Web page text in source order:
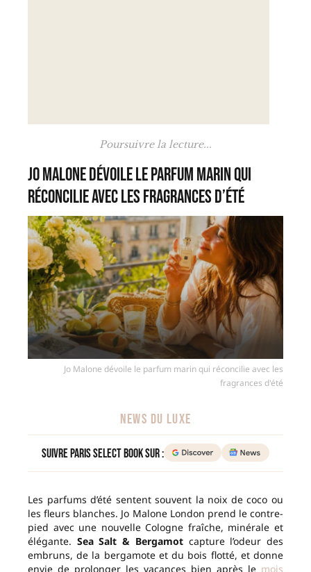
Poursuivre la lecture...
Jo Malone dévoile le parfum marin qui
réconcilie avec les fragrances d’été
Jo Malone dévoile le parfum marin qui réconcilie avec les
fragrances d'été
NEWS DU LUXE
Suivre Paris Select Book sur :
Les parfums d’été sentent souvent la noix de coco ou
les fleurs blanches. Jo Malone London prend le contre-
pied avec une nouvelle Cologne fraîche, minérale et
élégante. Sea Salt & Bergamotcapture l’odeur des
embruns, de la bergamote et du bois flotté, et donne
envie de prolonger les vacances bien après le mois